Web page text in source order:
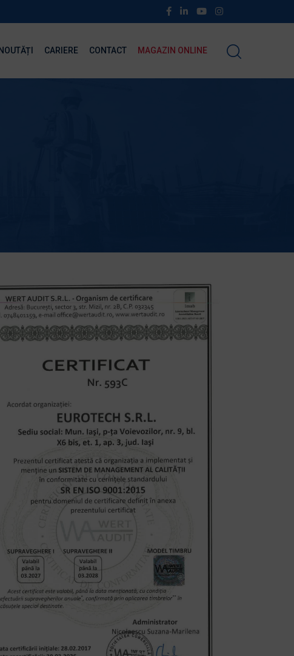
NOUTĂȚI CARIERE CONTACT MAGAZIN ONLINE